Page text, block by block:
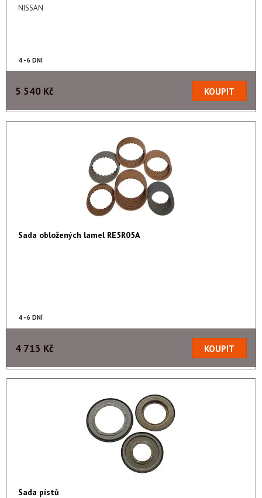
NISSAN
4 - 6 DNÍ
5 540 Kč
Sada obložených lamel RE5R05A
4 - 6 DNÍ
4 713 Kč
Sada pístů